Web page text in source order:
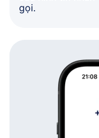
gọi.